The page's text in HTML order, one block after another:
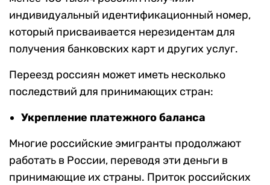
индивидуальный идентификационный номер,
который присваивается нерезидентам для
получения банковских карт и других услуг.
Переезд россиян может иметь несколько
последствий для принимающих стран:
Укрепление платежного баланса
Многие российские эмигранты продолжают
работать в России, переводя эти деньги в
принимающие их страны. Приток российских